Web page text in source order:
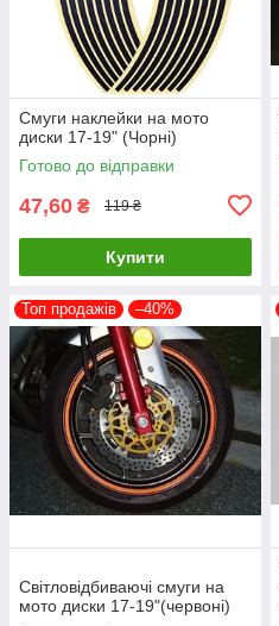
Смуги наклейки на мото
диски 17-19" (Чорні)
Готово до відправки
47,60 ₴ 119 ₴
Купити
Топ продажів –40%
Світловідбиваючі смуги на
мото диски 17-19"(червоні)